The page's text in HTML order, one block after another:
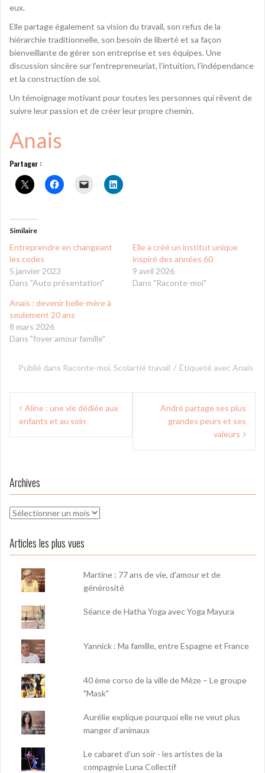
eux.
Elle partage également sa vision du travail, son refus de la
hiérarchie traditionnelle, son besoin de liberté et sa façon
bienveillante de gérer son entreprise et ses équipes. Une
discussion sincère sur l’entrepreneuriat, l’intuition, l’indépendance
et la construction de soi.
Un témoignage motivant pour toutes les personnes qui rêvent de
suivre leur passion et de créer leur propre chemin.
Anais
Partager :
Similaire
Entreprendre en changeant
les codes
5 janvier 2023
Dans "Auto présentation"
Elle a créé un institut unique
inspiré des années 60
9 avril 2026
Dans "Raconte-moi"
Anaïs : devenir belle-mère à
seulement 20 ans
8 mars 2026
Dans "foyer amour famille"
Publié dans Raconte-moi, Scolartié travail Étiqueté avec Anais
Navigation
deAline : une vie dédiée aux
enfants et au soin
André partage ses plus
grandes peurs et ses
valeurs
Archives
Archives
Articles les plus vues
Martine : 77 ans de vie, d'amour et de
générosité
Séance de Hatha Yoga avec Yoga Mayura
Yannick : Ma famille, entre Espagne et France
40 ème corso de la ville de Mèze – Le groupe
"Mask"
Aurélie explique pourquoi elle ne veut plus
manger d’animaux
Le cabaret d'un soir - les artistes de la
compagnie Luna Collectif